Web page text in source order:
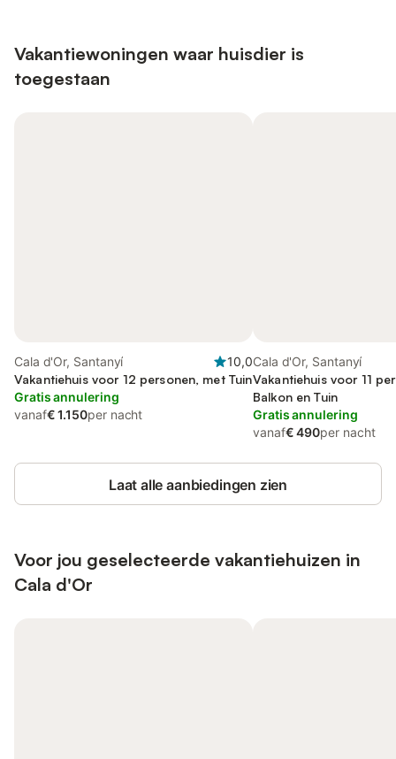
Vakantiewoningen waar huisdier is
toegestaan
Cala d'Or, Santanyí
10,0
Vakantiehuis voor 12 personen, met Tuin
Gratis annulering
vanaf€ 1.150per nacht
Cala d'Or, Santanyí
Vakantiehuis voor 11
Balkon en Tuin
Gratis annulering
vanaf€ 490per nacht
Laat alle aanbiedingen zien
Voor jou geselecteerde vakantiehuizen in
Cala d'Or